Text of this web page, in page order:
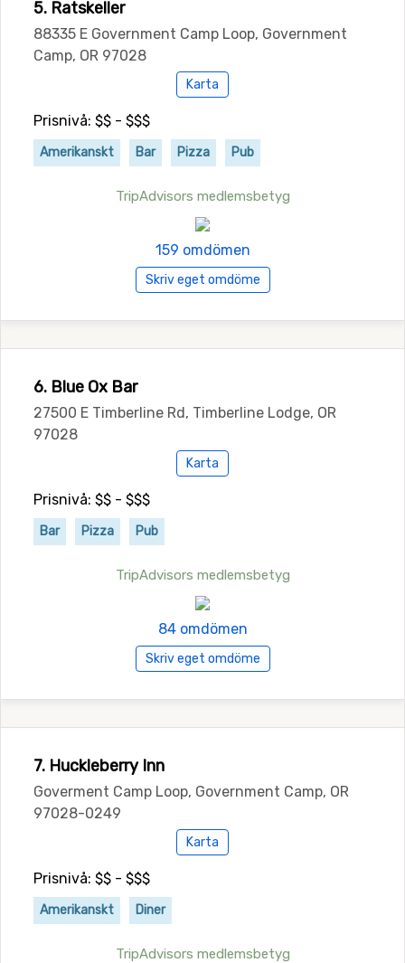
5. Ratskeller
88335 E Government Camp Loop, Government
Camp, OR 97028
Karta
Prisnivå: $$ - $$$
Amerikanskt Bar Pizza Pub
TripAdvisors medlemsbetyg
159 omdömen
Skriv eget omdöme
6. Blue Ox Bar
27500 E Timberline Rd, Timberline Lodge, OR
97028
Karta
Prisnivå: $$ - $$$
Bar Pizza Pub
TripAdvisors medlemsbetyg
84 omdömen
Skriv eget omdöme
7. Huckleberry Inn
Goverment Camp Loop, Government Camp, OR
97028-0249
Karta
Prisnivå: $$ - $$$
Amerikanskt Diner
TripAdvisors medlemsbetyg